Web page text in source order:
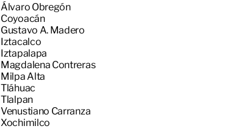
Álvaro Obregón
​Coyoacán
Gustavo A. Madero
Iztacalco
Iztapalapa
Magdalena Contreras
Milpa Alta
Tláhuac
Tlalpan
Venustiano Carranza
Xochimilco